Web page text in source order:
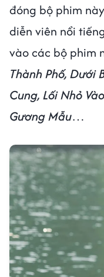
đóng bộ phim
diễn viên nổi
vào các bộ phim
Thành Phố, Dưới
Cung, Lối Nhỏ
Gương Mẫu…